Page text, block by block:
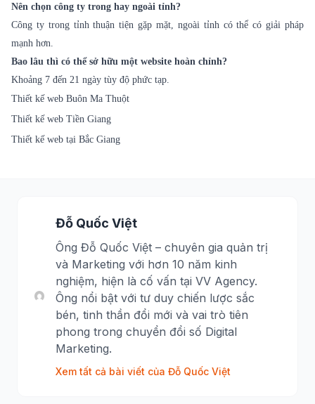
Nên chọn công ty trong hay ngoài tỉnh?
Công ty trong tỉnh thuận tiện gặp mặt, ngoài tỉnh có thể có giải pháp
mạnh hơn.
Bao lâu thì có thể sở hữu một website hoàn chỉnh?
Khoảng 7 đến 21 ngày tùy độ phức tạp.
Thiết kế web Buôn Ma Thuột
Thiết kế web Tiền Giang
Thiết kế web tại Bắc Giang
Đỗ Quốc Việt
Ông Đỗ Quốc Việt – chuyên gia quản trị
và Marketing với hơn 10 năm kinh
nghiệm, hiện là cố vấn tại VV Agency.
Ông nổi bật với tư duy chiến lược sắc
bén, tinh thần đổi mới và vai trò tiên
phong trong chuyển đổi số Digital
Marketing.
Xem tất cả bài viết của Đỗ Quốc Việt